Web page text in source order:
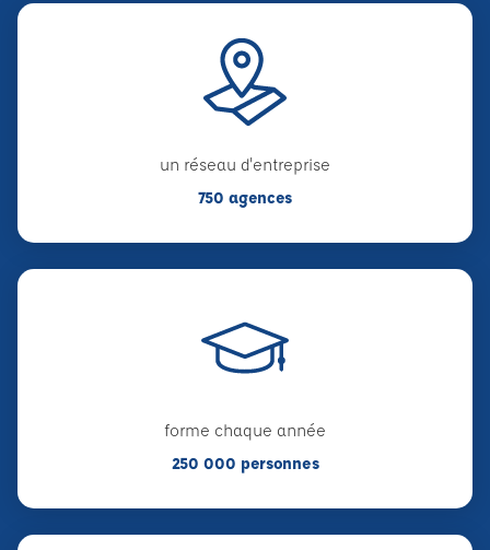
un réseau d'entreprise
750 agences
forme chaque année
250 000 personnes